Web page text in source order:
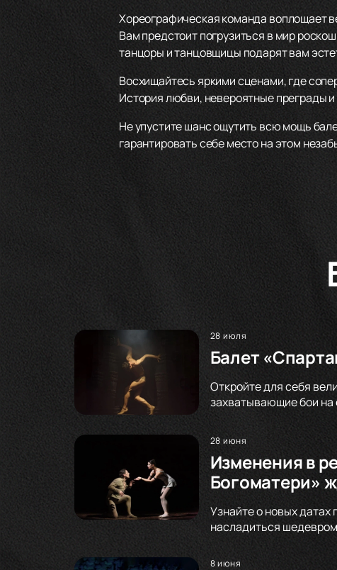
Хореографическая команда воплощает
Вам предстоит погрузиться в мир
танцоры и танцовщицы подарят вам
Восхищайтесь яркими сценами, где
История любви, невероятные преграды
Не упустите шанс ощутить всю мощь
гарантировать себе место на этом
28 июля
Балет
Откройте для себя
захватывающие бои на
28 июня
Изменения в
Богоматери»
Узнайте о новых
насладиться
8 июня